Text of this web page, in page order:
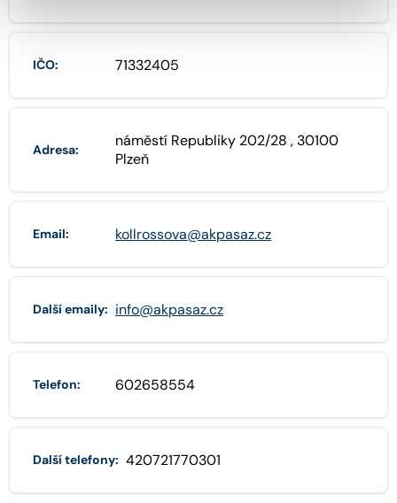
IČO: 71332405
Adresa:
náměstí Republiky 202/28 , 30100
Plzeň
Email: kollrossova@akpasaz.cz
Další emaily: info@akpasaz.cz
Telefon: 602658554
Další telefony: 420721770301